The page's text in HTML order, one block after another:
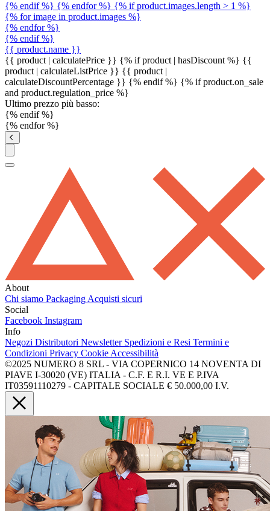
{% endif %} {% endfor %} {% if product.images.length > 1 %}
{% for image in product.images %}
{% endfor %}
{% endif %}
{{ product.name }}
{{ product | calculatePrice }} {% if product | hasDiscount %} {{
product | calculateListPrice }} {{ product |
calculateDiscountPercentage }} {% endif %} {% if product.on_sale
and product.regulation_price %}
Ultimo prezzo più basso:
{% endif %}
{% endfor %}
About
Chi siamo Packaging Acquisti sicuri
Social
Facebook Instagram
Info
Negozi Distributori Newsletter Spedizioni e Resi Termini e
Condizioni Privacy Cookie Accessibilità
©2025 NUMERO 8 SRL - VIA COPERNICO 14 NOVENTA DI
PIAVE I-30020 (VE) ITALIA - C.F. E R.I. VE E P.IVA
IT03591110279 - CAPITALE SOCIALE € 50.000,00 I.V.